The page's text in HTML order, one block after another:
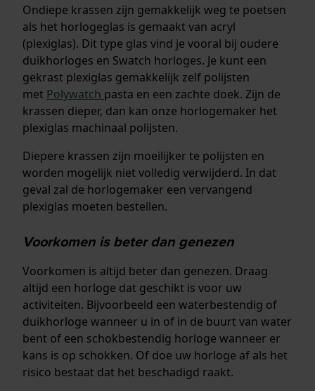
Ondiepe krassen zijn gemakkelijk weg te poetsen
als het horlogeglas is gemaakt van acryl
(plexiglas). Dit type glas vind je vooral bij oudere
duikhorloges en Swatch horloges. Je kunt een
gekrast plexiglas gemakkelijk zelf polijsten
met Polywatch pasta en een zachte doek. Zijn de
krassen dieper, dan kan onze horlogemaker het
plexiglas machinaal polijsten.
Diepere krassen zijn moeilijker te polijsten en
worden mogelijk niet volledig verwijderd. In dat
geval zal de horlogemaker een vervangend
plexiglas moeten bestellen.
Voorkomen is beter dan genezen
Voorkomen is altijd beter dan genezen. Draag
altijd een horloge dat geschikt is voor uw
activiteiten. Bijvoorbeeld een waterbestendig of
duikhorloge wanneer u in of in de buurt van water
bent of een schokbestendig horloge wanneer er
kans is op schokken. Of doe uw horloge af als het
risico bestaat dat het beschadigd raakt.